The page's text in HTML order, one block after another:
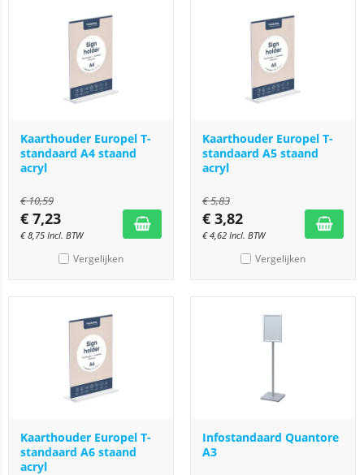
Kaarthouder Europel T-
standaard A4 staand
acryl
€10,59
€ 7,23
€8,75 Incl. BTW
Vergelijken
Kaarthouder Europel T-
standaard A5 staand
acryl
€5,83
€ 3,82
€4,62 Incl. BTW
Vergelijken
Kaarthouder Europel T-
standaard A6 staand
acryl
Infostandaard Quantore
A3